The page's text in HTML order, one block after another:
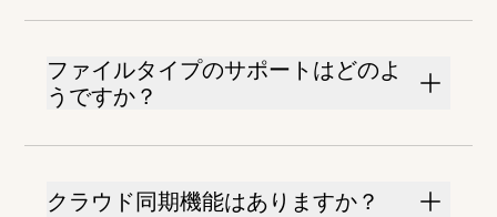
ファイルタイプのサポートはどのよ
うですか？
クラウド同期機能はありますか？